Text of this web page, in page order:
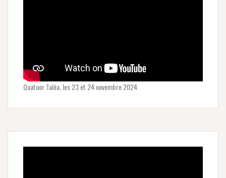
Quatuor Taléa, les 23 et 24 novembre 2024